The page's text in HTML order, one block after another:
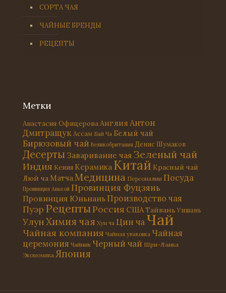
СОРТА ЧАЯ
ЧАЙНЫЕ БРЕНДЫ
РЕЦЕПТЫ
Метки
Анастасия Офицерова Англия Антон
Дмитращук Ассам Бай Ча Белый чай
Бирюзовый чай Великобритания Денис Шумаков
Десерты Заваривание чая Зеленый чай
Индия Кения Керамика Китай Красный чай
Люй ча Матча Медицина Персоналии Посуда
Провинция Аньхой Провинция Фуцзянь
Провинция Юньнань Производство чая
Пуэр РецептыРоссия СШАТайвань Уишань
УлунХимия чая Хун ча Цин чаЧай
Чайная компания Чайная упаковка Чайная
церемония Чайник Черный чай Шри-Ланка
Экономика Япония